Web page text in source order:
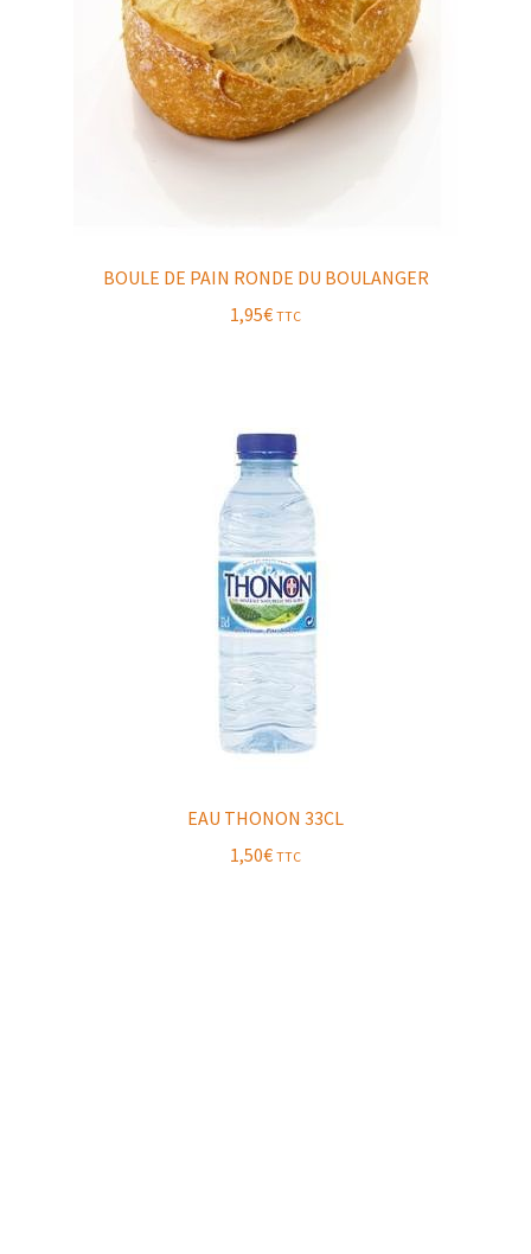
BOULE DE PAIN RONDE DU BOULANGER
1,95€ TTC
EAU THONON 33CL
1,50€ TTC